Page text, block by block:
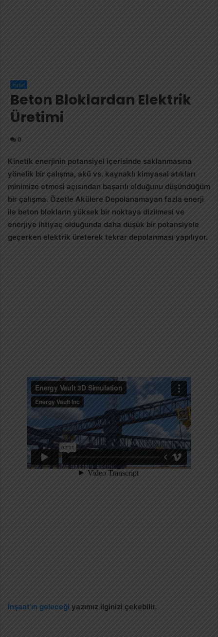
İnşaat
Beton Bloklardan Elektrik
Üretimi
0
Kinetik enerjinin potansiyel içerisinde saklanmasına
yönelik bir çalışma, akü vs. kaynaklı kimyasal atıkları
minimize etmesi açısından başarılı olduğunu düşündüğüm
bir çalışma. Özetle Akülere Depolanamayan fazla enerji
ile beton blokların yüksek bir noktaya dizilmesi ve
enerjiye ihtiyaç olduğunda daha düşük bir potansiyele
geçerken elektrik üreterek tekrar depolanması yapılıyor.
İnşaat’ın geleceği yazımız ilginizi çekebilir.